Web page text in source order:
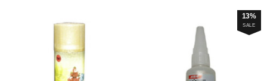
13%
SALE